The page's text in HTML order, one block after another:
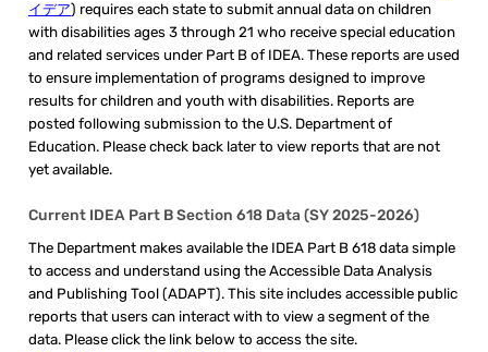
イデア) requires each state to submit annual data on children
with disabilities ages 3 through 21 who receive special education
and related services under Part B of IDEA. These reports are used
to ensure implementation of programs designed to improve
results for children and youth with disabilities. Reports are
posted following submission to the U.S. Department of
Education. Please check back later to view reports that are not
yet available.
Current IDEA Part B Section 618 Data (SY 2025-2026)
The Department makes available the IDEA Part B 618 data simple
to access and understand using the Accessible Data Analysis
and Publishing Tool (ADAPT). This site includes accessible public
reports that users can interact with to view a segment of the
data. Please click the link below to access the site.